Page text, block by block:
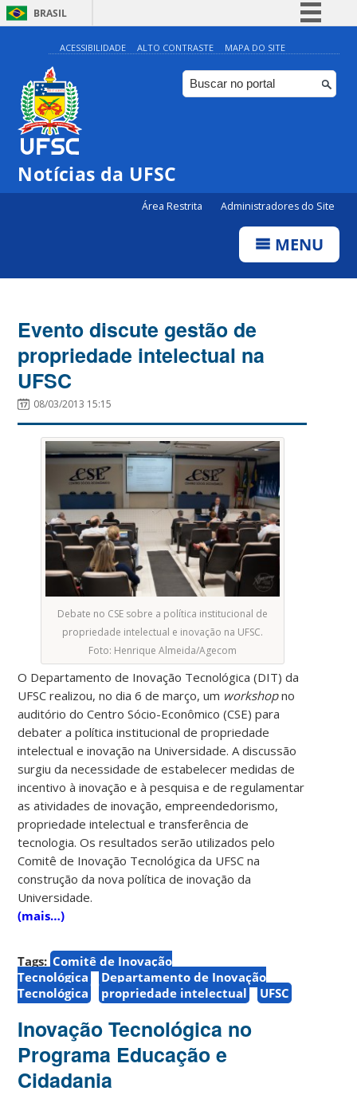
BRASIL
Simplifique!
Comunica BR
Participe
ACESSIBILIDADE ALTO CONTRASTE MAPA DO SITE
Notícias da UFSC
Área Restrita Administradores do Site
MENU
Evento discute gestão de
propriedade intelectual na
UFSC
08/03/2013 15:15
Debate no CSE sobre a política institucional de
propriedade intelectual e inovação na UFSC.
Foto: Henrique Almeida/Agecom
O Departamento de Inovação Tecnológica (DIT) da
UFSC realizou, no dia 6 de março, um workshopno
auditório do Centro Sócio-Econômico (CSE) para
debater a política institucional de propriedade
intelectual e inovação na Universidade. A discussão
surgiu da necessidade de estabelecer medidas de
incentivo à inovação e à pesquisa e de regulamentar
as atividades de inovação, empreendedorismo,
propriedade intelectual e transferência de
tecnologia. Os resultados serão utilizados pelo
Comitê de Inovação Tecnológica da UFSC na
construção da nova política de inovação da
Universidade.
(mais…)
Tags: Comitê de Inovação
Tecnológica
Departamento de Inovação
Tecnológica
propriedade intelectual UFSC
Inovação Tecnológica no
Programa Educação e
Cidadania